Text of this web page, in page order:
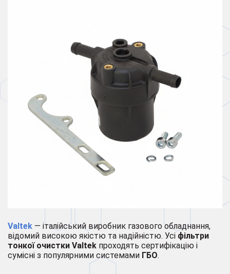
Valtek — італійський виробник газового обладнання,
відомий високою якістю та надійністю. Усі фільтри
тонкої очистки Valtek проходять сертифікацію і
сумісні з популярними системами ГБО.